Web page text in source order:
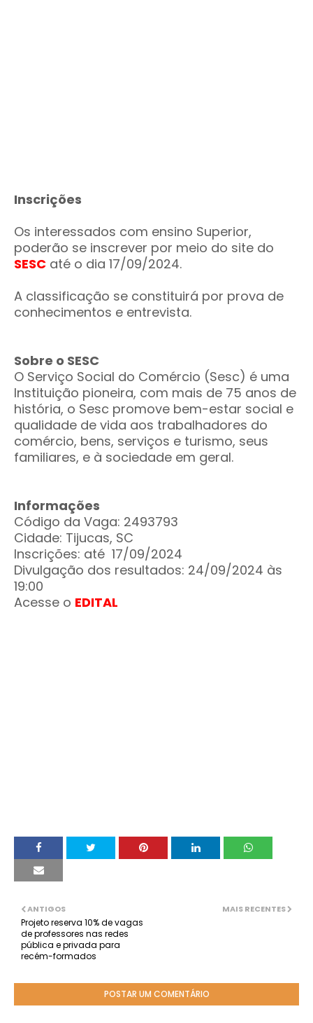
Inscrições
Os interessados com ensino Superior,
poderão se inscrever por meio do site do
SESC até o dia 17/09/2024.
A classificação se constituirá por prova de
conhecimentos e entrevista.
Sobre o SESC
O Serviço Social do Comércio (Sesc) é uma
Instituição pioneira, com mais de 75 anos de
história, o Sesc promove bem-estar social e
qualidade de vida aos trabalhadores do
comércio, bens, serviços e turismo, seus
familiares, e à sociedade em geral.
Informações
Código da Vaga: 2493793
Cidade: Tijucas, SC
Inscrições: até 17/09/2024
Divulgação dos resultados: 24/09/2024 às
19:00
Acesse o EDITAL
MAIS RECENTES
ANTIGOS
Projeto reserva 10% de vagas
de professores nas redes
pública e privada para
recém-formados
POSTAR UM COMENTÁRIO